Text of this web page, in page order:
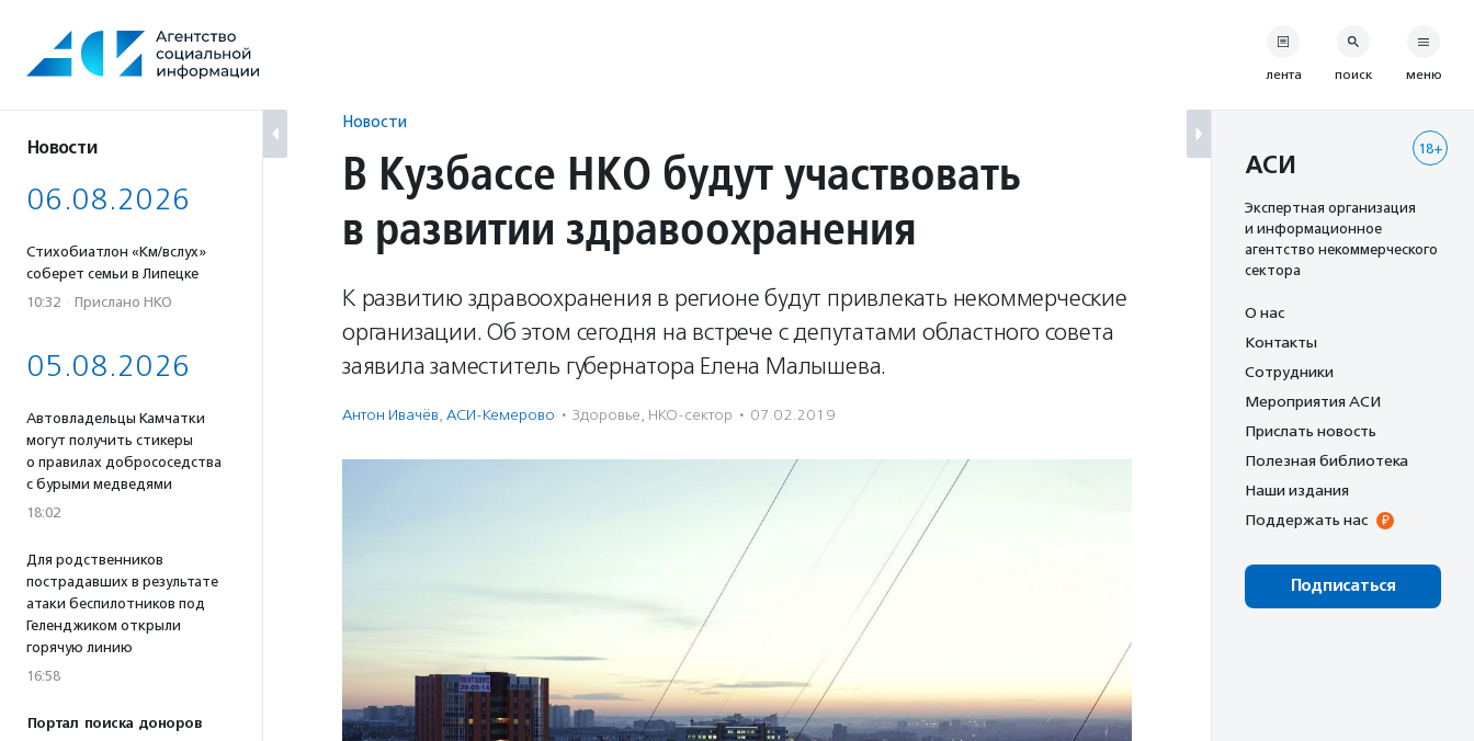
содержанию
Новости
06.08.2026
Стихобиатлон «Км/вслух»
соберет семьи в Липецке
10:32 · Прислано НКО
05.08.2026
Автовладельцы Камчатки
могут получить стикеры
о правилах добрососедства
с бурыми медведями
18:02
Для родственников
пострадавших в результате
атаки беспилотников под
Геленджиком открыли
горячую линию
16:58
Портал поиска доноров
Новости
В Кузбассе НКО будут участвовать
в развитии здравоохранения
К развитию здравоохранения в регионе будут привлекать некоммерческие
организации. Об этом сегодня на встрече с депутатами областного совета
заявила заместитель губернатора Елена Малышева.
Антон Ивачёв, АСИ-Кемерово · Здоровье, НКО-сектор · 07.02.2019
лента поиск меню
18+
АСИ
Экспертная организация
и информационное
агентство некоммерческого
сектора
О нас
Контакты
Сотрудники
Мероприятия АСИ
Прислать новость
Полезная библиотека
Наши издания
Поддержать нас
Подписаться